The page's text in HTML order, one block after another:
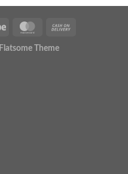
Flatsome Theme